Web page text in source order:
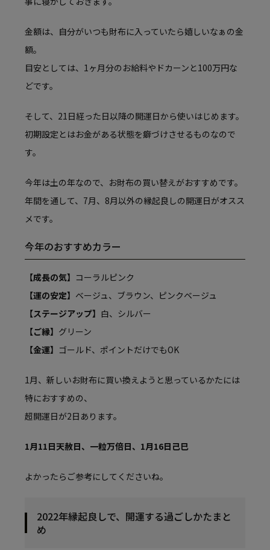
金額は、自分がいつも財布に入っていたら嬉しいなぁの金
額。
目安としては、1ヶ月分のお給料やドカーンと100万円な
どです。
そして、21日経った日以降の開運日から使いはじめます。
初期設定とはお金がある状態を癖づけさせるものなので
す。
今年は土の年なので、お財布の買い替えがおすすめです。
年間を通して、7月、8月以外の縁起良しの開運日がオスス
メです。
今年のおすすめカラー
【成長の気】 コーラルピンク
【運の安定】 ベージュ、ブラウン、ピンクベージュ
【ステージアップ】 白、シルバー
【ご縁】 グリーン
【金運】 ゴールド、ポイントだけでもOK
1月、新しいお財布に買い換えようと思っているかたには
特におすすめの、
超開運日が2日あります。
1月11日天赦日、一粒万倍日、1月16日己巳
よかったらご参考にしてくださいね。
2022年縁起良しで、開運する過ごしかたまと
め